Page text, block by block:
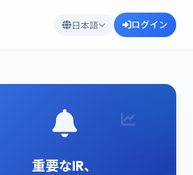
日本語 ログイン
重要なIR、